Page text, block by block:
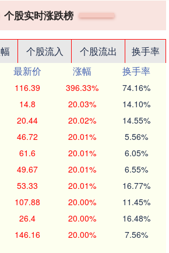
个股实时涨跌榜
个股流入 个股流出
换手率
最新价 涨幅
换手率
116.39 396.33% 74.16%
14.8 20.03% 14.10%
20.44 20.02% 14.55%
46.72 20.01% 5.56%
61.6 20.01% 6.05%
49.67 20.01% 6.55%
53.33 20.01% 16.77%
107.88 20.00% 11.45%
26.4 20.00% 16.48%
146.16 20.00% 7.56%